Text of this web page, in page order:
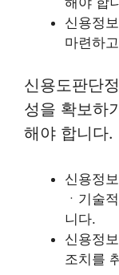
신용정
마련하
신용도판단
성을 확보하
해야 합니다.
신용정
ㆍ기술
니다.
신용정
조치를